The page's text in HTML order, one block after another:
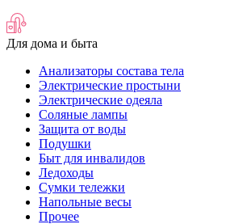
Для дома и быта
Анализаторы состава тела
Электрические простыни
Электрические одеяла
Соляные лампы
Защита от воды
Подушки
Быт для инвалидов
Ледоходы
Сумки тележки
Напольные весы
Прочее